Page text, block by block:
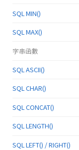
SQL MIN()
SQL MAX()
字串函數
SQL ASCII()
SQL CHAR()
SQL CONCAT()
SQL LENGTH()
SQL LEFT() / RIGHT()